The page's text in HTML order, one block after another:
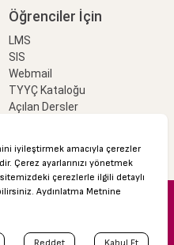
Öğrenciler İçin
LMS
SIS
Webmail
TYYÇ Kataloğu
Açılan Dersler
Kişisel Verilerin Korunması